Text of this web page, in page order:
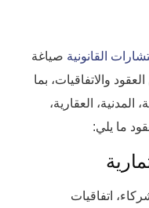
القانونية صياغة
والاتفاقيات، بما
المدنية، العقارية،
ما يلي:
اتفاقيات